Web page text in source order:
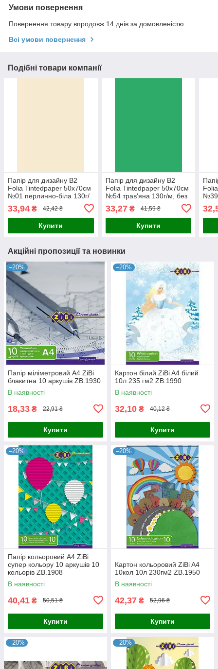
Умови повернення
Повернення товару впродовж 14 днів за домовленістю
Всі умови повернення
Подібні товари компанії
Папір для дизайну В2
Folia Tintedpaper 50х70см
№01 перлинно-біла 130г/
4001868067019
33,94 ₴ 42,42 ₴
Купити
Папір для дизайну В2
Folia Tintedpaper 50х70см
№54 трав'яна 130г/м, без
текстури 4001868067545
33,27₴ 41,59 ₴
Купити
№39
Акційні пропозиції та новинки
–20%
Папір міліметровий А4 ZiBi
блакитна 10 аркушів ZB.1930
В наявності
18,33 ₴ 22,91 ₴
Купити
–20%
Картон білий ZiBi A4 білий
10л 235 гм2 ZB.1990
В наявності
32,10 ₴ 40,12 ₴
Купити
–20%
Папір кольоровий А4 ZiBi
супер кольору 10 аркушів 10
кольорів ZB.1908
В наявності
40,41 ₴ 50,51 ₴
Купити
–20%
Картон кольоровий ZiBi A4
10кол 10л 230гм2 ZB.1950
В наявності
42,37 ₴ 52,96 ₴
Купити
–20% –20%